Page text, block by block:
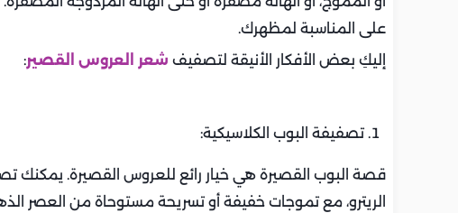
على المناسبة لمظهرك.
إليكِ بعض الأفكار الأنيقة لتصفيف شعر العروس القصير:
تصفيفة البوب الكلاسيكية:
قصة البوب القصيرة هي خيار رائع للعروس القصيرة.
الريترو، مع تموجات خفيفة أو تسريحة مستوحاة من العصر